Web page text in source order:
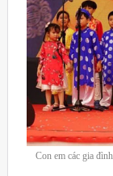
Con em các gia